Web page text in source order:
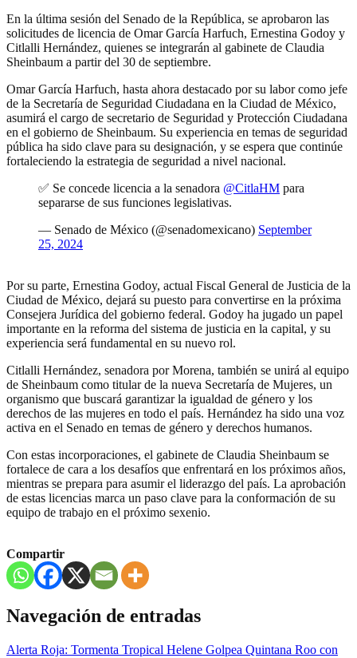
En la última sesión del Senado de la República, se aprobaron las
solicitudes de licencia de Omar García Harfuch, Ernestina Godoy y
Citlalli Hernández, quienes se integrarán al gabinete de Claudia
Sheinbaum a partir del 30 de septiembre.
Omar García Harfuch, hasta ahora destacado por su labor como jefe
de la Secretaría de Seguridad Ciudadana en la Ciudad de México,
asumirá el cargo de secretario de Seguridad y Protección Ciudadana
en el gobierno de Sheinbaum. Su experiencia en temas de seguridad
pública ha sido clave para su designación, y se espera que continúe
fortaleciendo la estrategia de seguridad a nivel nacional.
✅ Se concede licencia a la senadora @CitlaHM para
separarse de sus funciones legislativas.
— Senado de México (@senadomexicano) September
25, 2024
Por su parte, Ernestina Godoy, actual Fiscal General de Justicia de la
Ciudad de México, dejará su puesto para convertirse en la próxima
Consejera Jurídica del gobierno federal. Godoy ha jugado un papel
importante en la reforma del sistema de justicia en la capital, y su
experiencia será fundamental en su nuevo rol.
Citlalli Hernández, senadora por Morena, también se unirá al equipo
de Sheinbaum como titular de la nueva Secretaría de Mujeres, un
organismo que buscará garantizar la igualdad de género y los
derechos de las mujeres en todo el país. Hernández ha sido una voz
activa en el Senado en temas de género y derechos humanos.
Con estas incorporaciones, el gabinete de Claudia Sheinbaum se
fortalece de cara a los desafíos que enfrentará en los próximos años,
mientras se prepara para asumir el liderazgo del país. La aprobación
de estas licencias marca un paso clave para la conformación de su
equipo de trabajo en el próximo sexenio.
Compartir
Navegación de entradas
Alerta Roja: Tormenta Tropical Helene Golpea Quintana Roo con